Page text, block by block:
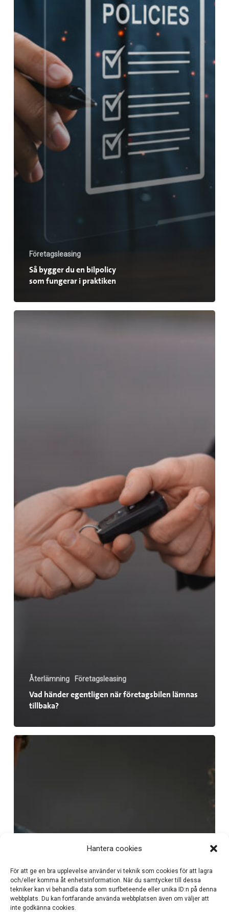
Hantera cookies
För att ge en bra upplevelse använder vi teknik som cookies för att lagra
och/eller komma åt enhetsinformation. När du samtycker till dessa
tekniker kan vi behandla data som surfbeteende eller unika ID:n på denna
webbplats. Du kan fortfarande använda webbplatsen även om väljer att
inte godkänna cookies.
Företagsleasing
Så bygger du en bilpolicy
som fungerar i praktiken
Återlämning Företagsleasing
Vad händer egentligen när företagsbilen lämnas
tillbaka?